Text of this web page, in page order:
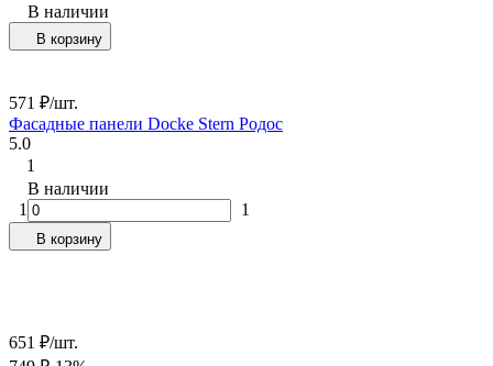
В наличии
В корзину
571 ₽/шт.
Фасадные панели Docke Stern Родос
5.0
1
В наличии
1
1
В корзину
651 ₽/шт.